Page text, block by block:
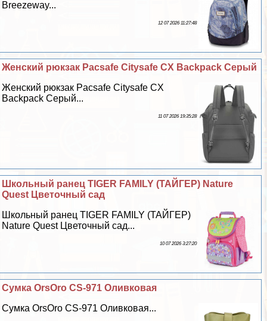
Breezeway...
12 07 2026 11:27:48
Женский рюкзак Pacsafe Citysafe CX Backpack Серый
Женский рюкзак Pacsafe Citysafe CX
Backpack Серый...
11 07 2026 19:35:28
Школьный ранец TIGER FAMILY (ТАЙГЕР) Nature
Quest Цветочный сад
Школьный ранец TIGER FAMILY (ТАЙГЕР)
Nature Quest Цветочный сад...
10 07 2026 3:27:20
Сумка OrsOro CS-971 Оливковая
Сумка OrsOro CS-971 Оливковая...